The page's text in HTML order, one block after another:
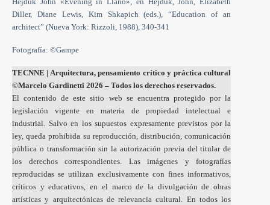
Diller, Diane Lewis, Kim Shkapich (eds.), “Education of an
architect” (Nueva York: Rizzoli, 1988), 340-341
Fotografía: ©Gampe
TECNNE | Arquitectura, pensamiento crítico y práctica cultural
©Marcelo Gardinetti 2026 – Todos los derechos reservados.
El contenido de este sitio web se encuentra protegido por la
legislación vigente en materia de propiedad intelectual e
industrial. Salvo en los supuestos expresamente previstos por la
ley, queda prohibida su reproducción, distribución, comunicación
pública o transformación sin la autorización previa del titular de
los derechos correspondientes. Las imágenes y fotografías
reproducidas se utilizan exclusivamente con fines informativos,
críticos y educativos, en el marco de la divulgación de obras
artísticas y arquitectónicas de relevancia cultural. En todos los